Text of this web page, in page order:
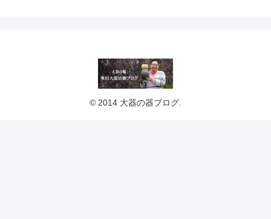
© 2014 大器の器ブログ.